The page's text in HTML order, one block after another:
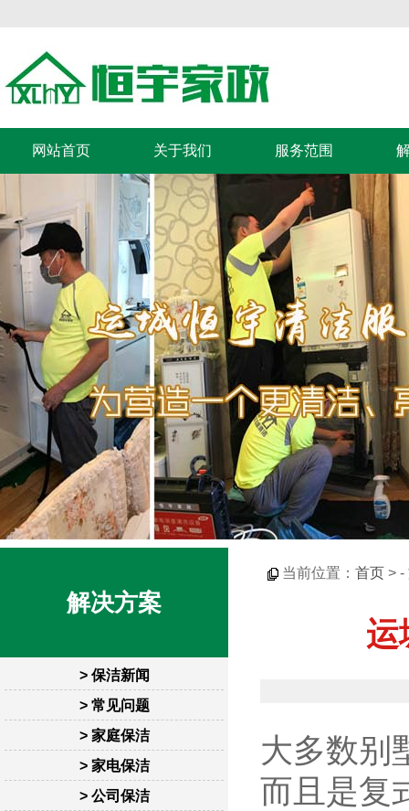
网站首页 关于我们 服务范围
解决方案
> 保洁新闻
> 常见问题
> 家庭保洁
> 家电保洁
> 公司保洁
当前位置： 首页 > -
运
大多数别
而且是复